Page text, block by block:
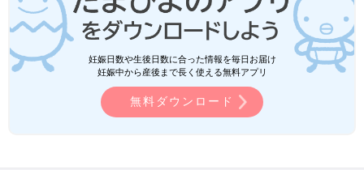
しょう。素材やサイズ感はもちろんのこと、ケガの原因になるよ
うな装飾がないかどうか、動きにくいデザインではないかどうか
も重要です。子どもが快適な園生活を送れるように、ぜひ参考に
してくださいね♪
(文：今井あやか)
●記事内容でご紹介している投稿、リンク先は、削除される場合
妊娠日数や生後日数に合った情報を毎日お届け
妊娠中から産後まで長く使える無料アプリ
無料ダウンロード